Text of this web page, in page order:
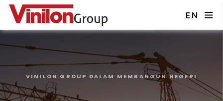
EN
VINILON GROUP DALAM MEMBANGUN NEGERI